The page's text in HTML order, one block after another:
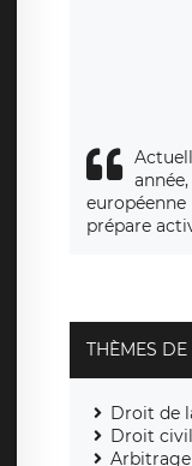
de traitement est
Sédar
le droit
prépare
THÈMES
Droit de
Droit
Arbitrage